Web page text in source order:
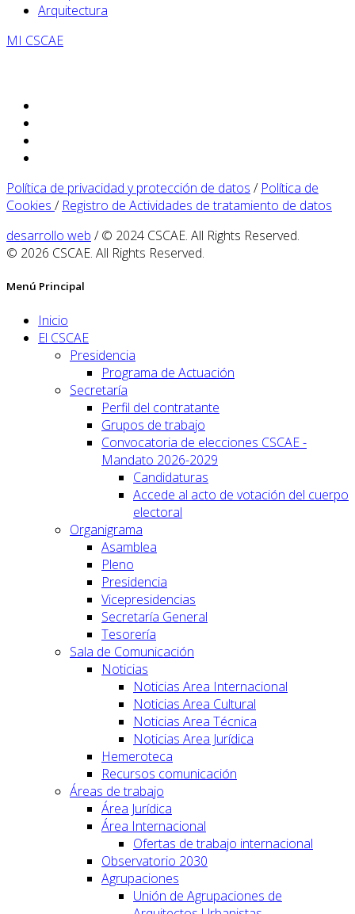
Arquitectura
MI CSCAE
Política de privacidad y protección de datos / Política de
Cookies / Registro de Actividades de tratamiento de datos
desarrollo web / © 2024 CSCAE. All Rights Reserved.
© 2026 CSCAE. All Rights Reserved.
Menú Principal
Inicio
El CSCAE
Presidencia
Programa de Actuación
Secretaría
Perfil del contratante
Grupos de trabajo
Convocatoria de elecciones CSCAE -
Mandato 2026-2029
Candidaturas
Accede al acto de votación del cuerpo
electoral
Organigrama
Asamblea
Pleno
Presidencia
Vicepresidencias
Secretaría General
Tesorería
Sala de Comunicación
Noticias
Noticias Area Internacional
Noticias Area Cultural
Noticias Area Técnica
Noticias Area Jurídica
Hemeroteca
Recursos comunicación
Áreas de trabajo
Área Jurídica
Área Internacional
Ofertas de trabajo internacional
Observatorio 2030
Agrupaciones
Unión de Agrupaciones de